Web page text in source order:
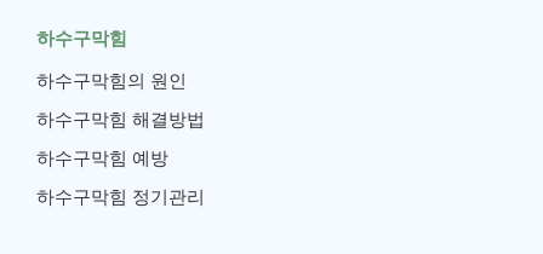
하수구막힘
하수구막힘의 원인
하수구막힘 해결방법
하수구막힘 예방
하수구막힘 정기관리